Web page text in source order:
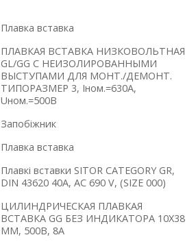
Плавка вставка
ПЛАВКАЯ ВСТАВКА НИЗКОВОЛЬТНАЯ
GL/GG С НЕИЗОЛИРОВАННЫМИ
ВЫСТУПАМИ ДЛЯ МОНТ./ДЕМОНТ.
ТИПОРАЗМЕР 3, Iном.=630A,
Uном.=500В
Запобіжник
Плавка вставка
Плавкі вставки SITOR CATEGORY GR,
DIN 43620 40A, AC 690 V, (SIZE 000)
ЦИЛИНДРИЧЕСКАЯ ПЛАВКАЯ
ВСТАВКА GG БЕЗ ИНДИКАТОРА 10Х38
ММ, 500В, 8А